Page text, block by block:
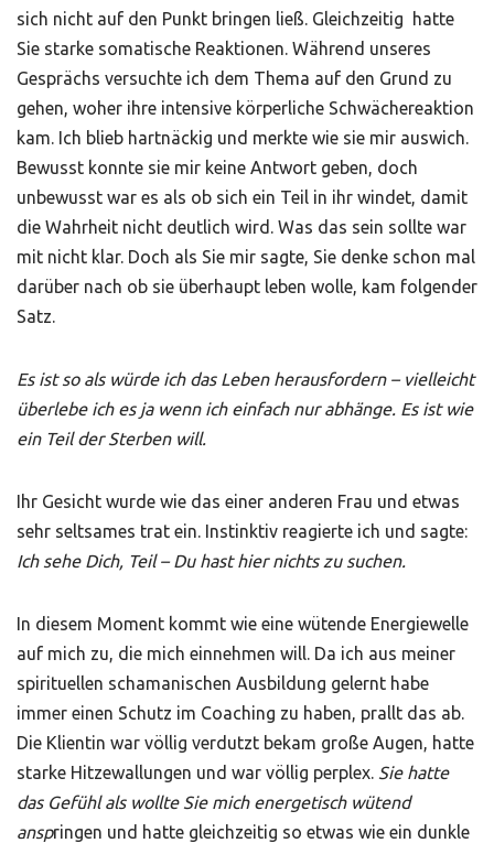
sich nicht auf den Punkt bringen ließ. Gleichzeitig hatte
Sie starke somatische Reaktionen. Während unseres
Gesprächs versuchte ich dem Thema auf den Grund zu
gehen, woher ihre intensive körperliche Schwächereaktion
kam. Ich blieb hartnäckig und merkte wie sie mir auswich.
Bewusst konnte sie mir keine Antwort geben, doch
unbewusst war es als ob sich ein Teil in ihr windet, damit
die Wahrheit nicht deutlich wird. Was das sein sollte war
mit nicht klar. Doch als Sie mir sagte, Sie denke schon mal
darüber nach ob sie überhaupt leben wolle, kam folgender
Satz.
Es ist so als würde ich das Leben herausfordern – vielleicht
überlebe ich es ja wenn ich einfach nur abhänge. Es ist wie
ein Teil der Sterben will.
Ihr Gesicht wurde wie das einer anderen Frau und etwas
sehr seltsames trat ein. Instinktiv reagierte ich und sagte:
Ich sehe Dich, Teil – Du hast hier nichts zu suchen.
In diesem Moment kommt wie eine wütende Energiewelle
auf mich zu, die mich einnehmen will. Da ich aus meiner
spirituellen schamanischen Ausbildung gelernt habe
immer einen Schutz im Coaching zu haben, prallt das ab.
Die Klientin war völlig verdutzt bekam große Augen, hatte
starke Hitzewallungen und war völlig perplex. Sie hatte
das Gefühl als wollte Sie mich energetisch wütend
anspringen und hatte gleichzeitig so etwas wie ein dunkle